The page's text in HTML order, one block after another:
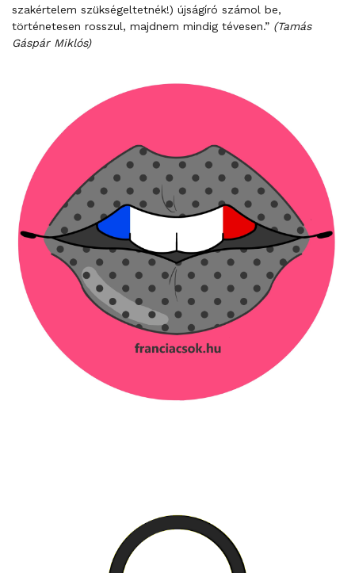
szakértelem szükségeltetnék!) újságíró számol be,
történetesen rosszul, majdnem mindig tévesen.” (Tamás
Gáspár Miklós)